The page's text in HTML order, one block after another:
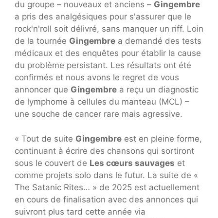
du groupe – nouveaux et anciens – Gingembre
a pris des analgésiques pour s'assurer que le
rock'n'roll soit délivré, sans manquer un riff. Loin
de la tournée Gingembre a demandé des tests
médicaux et des enquêtes pour établir la cause
du problème persistant. Les résultats ont été
confirmés et nous avons le regret de vous
annoncer que Gingembre a reçu un diagnostic
de lymphome à cellules du manteau (MCL) –
une souche de cancer rare mais agressive.
« Tout de suite Gingembre est en pleine forme,
continuant à écrire des chansons qui sortiront
sous le couvert de Les cœurs sauvages et
comme projets solo dans le futur. La suite de «
The Satanic Rites… » de 2025 est actuellement
en cours de finalisation avec des annonces qui
suivront plus tard cette année via